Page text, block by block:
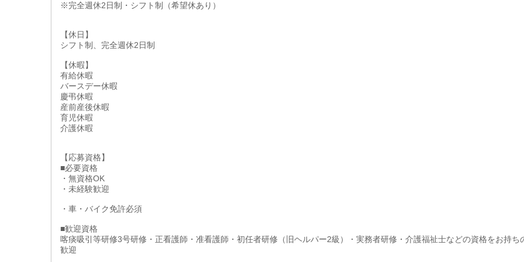
※完全週休2日制・シフト制（希望休あり）
【休日】
シフト制、完全週休2日制
【休暇】
有給休暇
バースデー休暇
慶弔休暇
産前産後休暇
育児休暇
介護休暇
【応募資格】
■必要資格
・無資格OK
・未経験歓迎
・車・バイク免許必須
■歓迎資格
喀痰吸引等研修3号研修・正看護師・准看護師・初任者研修（旧ヘルパー2級）・実務者研修・介護福祉士などの資格をお持ち
歓迎